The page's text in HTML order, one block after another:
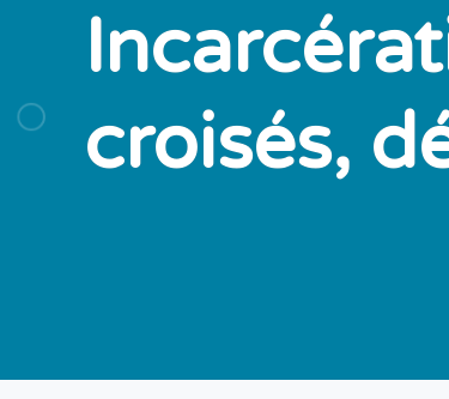
croisés,